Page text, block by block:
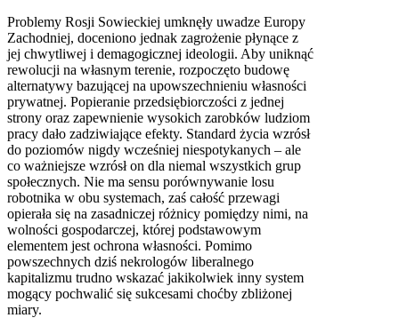
Problemy Rosji Sowieckiej umknęły uwadze Europy
Zachodniej, doceniono jednak zagrożenie płynące z
jej chwytliwej i demagogicznej ideologii. Aby uniknąć
rewolucji na własnym terenie, rozpoczęto budowę
alternatywy bazującej na upowszechnieniu własności
prywatnej. Popieranie przedsiębiorczości z jednej
strony oraz zapewnienie wysokich zarobków ludziom
pracy dało zadziwiające efekty. Standard życia wzrósł
do poziomów nigdy wcześniej niespotykanych – ale
co ważniejsze wzrósł on dla niemal wszystkich grup
społecznych. Nie ma sensu porównywanie losu
robotnika w obu systemach, zaś całość przewagi
opierała się na zasadniczej różnicy pomiędzy nimi, na
wolności gospodarczej, której podstawowym
elementem jest ochrona własności. Pomimo
powszechnych dziś nekrologów liberalnego
kapitalizmu trudno wskazać jakikolwiek inny system
mogący pochwalić się sukcesami choćby zbliżonej
miary.